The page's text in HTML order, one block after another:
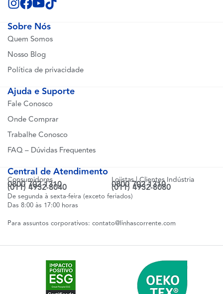
Sobre Nós
Quem Somos
Nosso Blog
Política de privacidade
Ajuda e Suporte
Fale Conosco
Onde Comprar
Trabalhe Conosco
FAQ – Dúvidas Frequentes
Central de Atendimento
Consumidores
0800 702 1310
(011) 4932-8040
Lojistas | Clientes Indústria
0800 702 1310
(011) 4932-8080
De segunda à sexta-feira (exceto feriados)
Das 8:00 às 17:00 horas
Para assuntos corporativos: contato@linhascorrente.com